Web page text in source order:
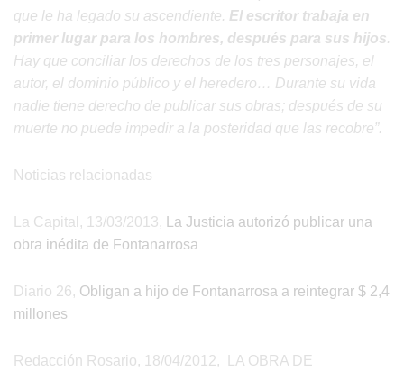
que le ha legado su ascendiente. El escritor trabaja en
primer lugar para los hombres, después para sus hijos.
Hay que conciliar los derechos de los tres personajes, el
autor, el dominio público y el heredero… Durante su vida
nadie tiene derecho de publicar sus obras; después de su
muerte no puede impedir a la posteridad que las recobre”.
Noticias relacionadas
La Capital, 13/03/2013,
La Justicia autorizó publicar una
obra inédita de Fontanarrosa
Diario 26, Obligan a hijo de Fontanarrosa a reintegrar $ 2,4
millones
Redacción Rosario, 18/04/2012, LA OBRA DE